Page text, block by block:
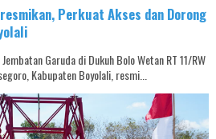
Perkuat Akses dan Dorong
Garuda di Dukuh Bolo Wetan RT 11/RW
Kabupaten Boyolali, resmi...